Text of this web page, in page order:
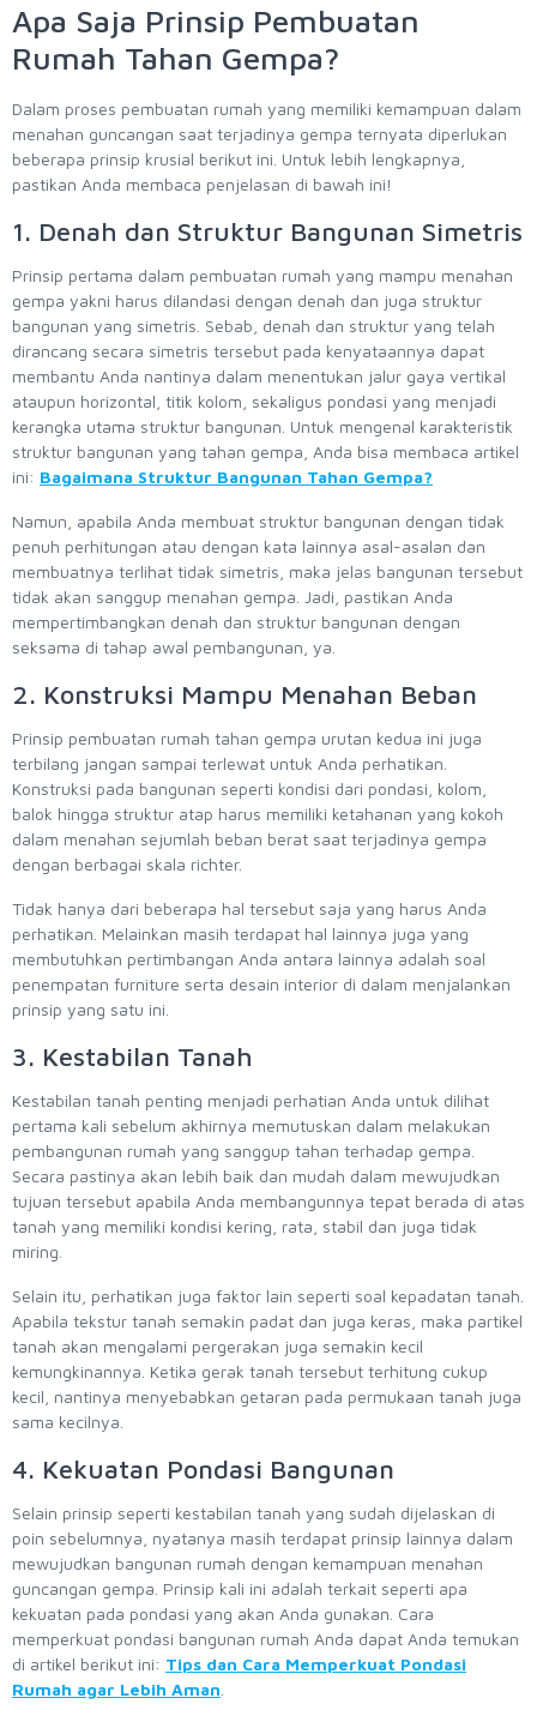
Apa Saja Prinsip Pembuatan
Rumah Tahan Gempa?
Dalam proses pembuatan rumah yang memiliki kemampuan dalam
menahan guncangan saat terjadinya gempa ternyata diperlukan
beberapa prinsip krusial berikut ini. Untuk lebih lengkapnya,
pastikan Anda membaca penjelasan di bawah ini!
1. Denah dan Struktur Bangunan Simetris
Prinsip pertama dalam pembuatan rumah yang mampu menahan
gempa yakni harus dilandasi dengan denah dan juga struktur
bangunan yang simetris. Sebab, denah dan struktur yang telah
dirancang secara simetris tersebut pada kenyataannya dapat
membantu Anda nantinya dalam menentukan jalur gaya vertikal
ataupun horizontal, titik kolom, sekaligus pondasi yang menjadi
kerangka utama struktur bangunan. Untuk mengenal karakteristik
struktur bangunan yang tahan gempa, Anda bisa membaca artikel
ini: Bagaimana Struktur Bangunan Tahan Gempa?
Namun, apabila Anda membuat struktur bangunan dengan tidak
penuh perhitungan atau dengan kata lainnya asal-asalan dan
membuatnya terlihat tidak simetris, maka jelas bangunan tersebut
tidak akan sanggup menahan gempa. Jadi, pastikan Anda
mempertimbangkan denah dan struktur bangunan dengan
seksama di tahap awal pembangunan, ya.
2. Konstruksi Mampu Menahan Beban
Prinsip pembuatan rumah tahan gempa urutan kedua ini juga
terbilang jangan sampai terlewat untuk Anda perhatikan.
Konstruksi pada bangunan seperti kondisi dari pondasi, kolom,
balok hingga struktur atap harus memiliki ketahanan yang kokoh
dalam menahan sejumlah beban berat saat terjadinya gempa
dengan berbagai skala richter.
Tidak hanya dari beberapa hal tersebut saja yang harus Anda
perhatikan. Melainkan masih terdapat hal lainnya juga yang
membutuhkan pertimbangan Anda antara lainnya adalah soal
penempatan furniture serta desain interior di dalam menjalankan
prinsip yang satu ini.
3. Kestabilan Tanah
Kestabilan tanah penting menjadi perhatian Anda untuk dilihat
pertama kali sebelum akhirnya memutuskan dalam melakukan
pembangunan rumah yang sanggup tahan terhadap gempa.
Secara pastinya akan lebih baik dan mudah dalam mewujudkan
tujuan tersebut apabila Anda membangunnya tepat berada di atas
tanah yang memiliki kondisi kering, rata, stabil dan juga tidak
miring.
Selain itu, perhatikan juga faktor lain seperti soal kepadatan tanah.
Apabila tekstur tanah semakin padat dan juga keras, maka partikel
tanah akan mengalami pergerakan juga semakin kecil
kemungkinannya. Ketika gerak tanah tersebut terhitung cukup
kecil, nantinya menyebabkan getaran pada permukaan tanah juga
sama kecilnya.
4. Kekuatan Pondasi Bangunan
Selain prinsip seperti kestabilan tanah yang sudah dijelaskan di
poin sebelumnya, nyatanya masih terdapat prinsip lainnya dalam
mewujudkan bangunan rumah dengan kemampuan menahan
guncangan gempa. Prinsip kali ini adalah terkait seperti apa
kekuatan pada pondasi yang akan Anda gunakan. Cara
memperkuat pondasi bangunan rumah Anda dapat Anda temukan
di artikel berikut ini: Tips dan Cara Memperkuat Pondasi
Rumah agar Lebih Aman